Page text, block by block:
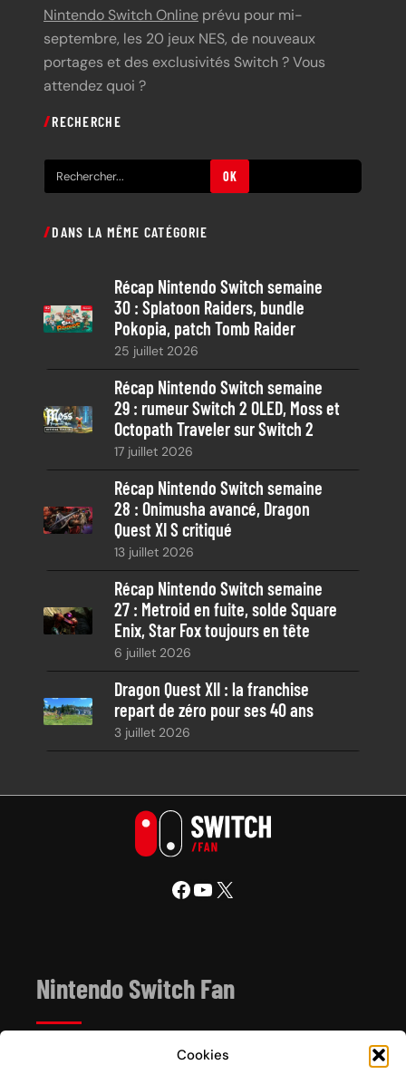
Cookies
Nintendo Switch Online prévu pour mi-
septembre, les 20 jeux NES, de nouveaux
portages et des exclusivités Switch ? Vous
attendez quoi ?
RECHERCHE
e
h
c
h
OK
DANS LA MÊME CATÉGORIE
Récap Nintendo Switch semaine
30 : Splatoon Raiders, bundle
Pokopia, patch Tomb Raider
25 juillet 2026
Récap Nintendo Switch semaine
29 : rumeur Switch 2 OLED, Moss et
Octopath Traveler sur Switch 2
17 juillet 2026
Récap Nintendo Switch semaine
28 : Onimusha avancé, Dragon
Quest XI S critiqué
13 juillet 2026
Récap Nintendo Switch semaine
27 : Metroid en fuite, solde Square
Enix, Star Fox toujours en tête
6 juillet 2026
Dragon Quest XII : la franchise
repart de zéro pour ses 40 ans
3 juillet 2026
Facebook YouTube X
Nintendo Switch Fan
Depuis 2017, Nintendo Switch Fan est un site de